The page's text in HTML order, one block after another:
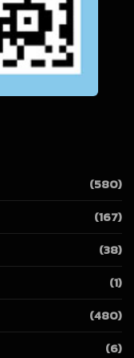
(580)
(167)
(38)
(1)
(480)
(6)